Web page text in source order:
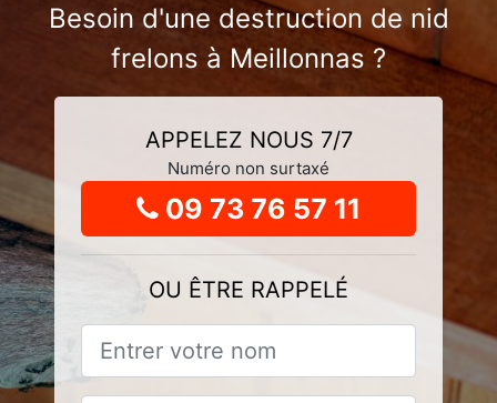
Besoin d'une destruction de nid
frelons à Meillonnas ?
APPELEZ NOUS 7/7
Numéro non surtaxé
09 73 76 57 11
OU ÊTRE RAPPELÉ